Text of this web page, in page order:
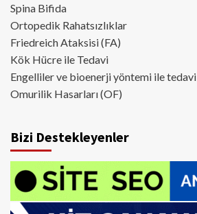
Spina Bifida
Ortopedik Rahatsızlıklar
Friedreich Ataksisi (FA)
Kök Hücre ile Tedavi
Engelliler ve bioenerji yöntemi ile tedavi
Omurilik Hasarları (OF)
Bizi Destekleyenler